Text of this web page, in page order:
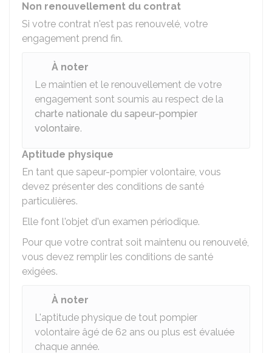
Non renouvellement du contrat
Si votre contrat n'est pas renouvelé, votre
engagement prend fin.
À noter
Le maintien et le renouvellement de votre
engagement sont soumis au respect de la
charte nationale du sapeur-pompier
volontaire.
Aptitude physique
En tant que sapeur-pompier volontaire, vous
devez présenter des conditions de santé
particulières.
Elle font l'objet d'un examen périodique.
Pour que votre contrat soit maintenu ou renouvelé,
vous devez remplir les conditions de santé
exigées.
À noter
L'aptitude physique de tout pompier
volontaire âgé de 62 ans ou plus est évaluée
chaque année.